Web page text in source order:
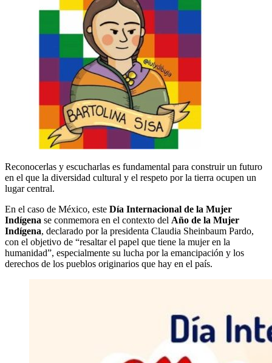
Reconocerlas y escucharlas es fundamental para construir un futuro
en el que la diversidad cultural y el respeto por la tierra ocupen un
lugar central.
En el caso de México, este Día Internacional de la Mujer
Indígena se conmemora en el contexto del Año de la Mujer
Indígena, declarado por la presidenta Claudia Sheinbaum Pardo,
con el objetivo de “resaltar el papel que tiene la mujer en la
humanidad”, especialmente su lucha por la emancipación y los
derechos de los pueblos originarios que hay en el país.